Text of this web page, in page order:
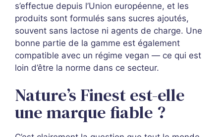
s’effectue depuis l’Union européenne, et les
produits sont formulés sans sucres ajoutés,
souvent sans lactose ni agents de charge. Une
bonne partie de la gamme est également
compatible avec un régime vegan — ce qui est
loin d’être la norme dans ce secteur.
Nature’s Finest est-elle
une marque fiable ?